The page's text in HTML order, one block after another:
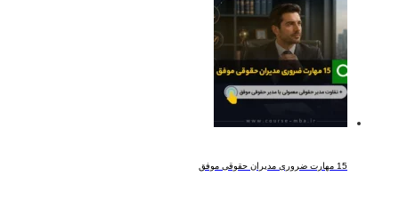
15 مهارت ضروری مدیران حقوقی موفق